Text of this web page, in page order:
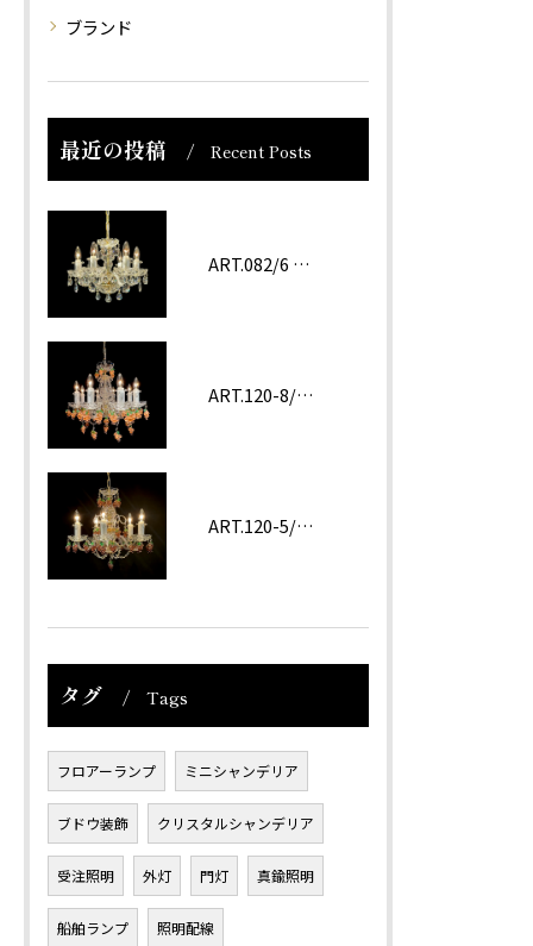
ブランド
最近の投稿 Recent Posts
ART.082/6 prc
ART.120-8/62 ROSA
ART.120-5/62 Amethyst
タグ Tags
フロアーランプ ミニシャンデリア
ブドウ装飾 クリスタルシャンデリア
受注照明 外灯 門灯 真鍮照明
船舶ランプ 照明配線